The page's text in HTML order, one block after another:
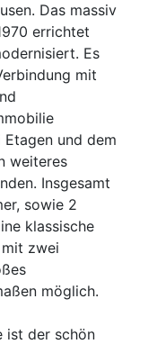
Das massiv
errichtet
Es
mit
und dem
weiteres
Insgesamt
sowie 2
klassische
zwei
möglich.
ist der schön